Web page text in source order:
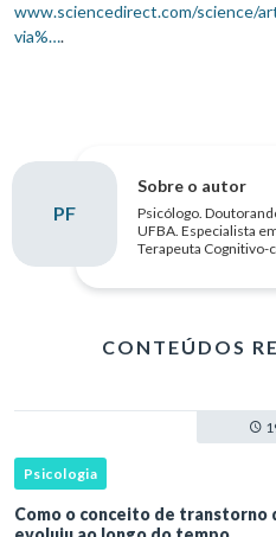
www.sciencedirect.com/science/
via%….
PF
Sobre o autor
Psicólogo.
UFBA. Especialista
Terapeuta
CONTEÚDOS
Psicologia
Como o conceito de transtorno